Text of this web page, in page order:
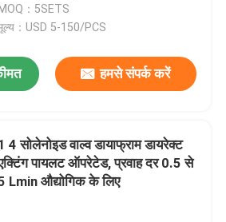
MOQ：5SETS
：USD 5-150/PCS
हमसे संपर्क करें
4 सोलेनोइड वाल्व डायाफ्राम डायरेक्ट
पायलट ऑपरेटेड, प्रवाह दर 0.5 से
Lmin औद्योगिक के लिए